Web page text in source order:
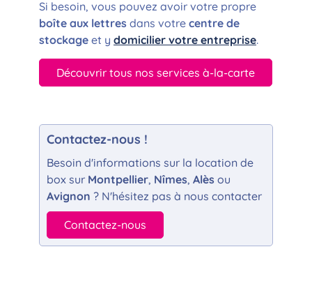
Si besoin, vous pouvez avoir votre propre
boîte aux lettres dans votre centre de
stockage et y domicilier votre entreprise.
Découvrir tous nos services à-la-carte
Contactez-nous !
Besoin d'informations sur la location de
box sur Montpellier, Nîmes, Alès ou
Avignon ? N'hésitez pas à nous contacter
Contactez-nous